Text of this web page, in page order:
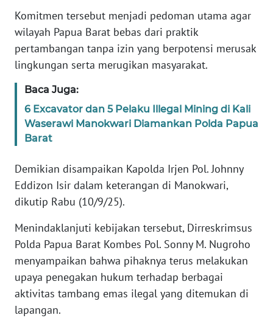
Komitmen tersebut menjadi pedoman utama agar
wilayah Papua Barat bebas dari praktik
pertambangan tanpa izin yang berpotensi merusak
lingkungan serta merugikan masyarakat.
Baca Juga:
6 Excavator dan 5 Pelaku Illegal Mining di Kali
Waserawi Manokwari Diamankan Polda Papua
Barat
Demikian disampaikan Kapolda Irjen Pol. Johnny
Eddizon Isir dalam keterangan di Manokwari,
dikutip Rabu (10/9/25).
Menindaklanjuti kebijakan tersebut, Dirreskrimsus
Polda Papua Barat Kombes Pol. Sonny M. Nugroho
menyampaikan bahwa pihaknya terus melakukan
upaya penegakan hukum terhadap berbagai
aktivitas tambang emas ilegal yang ditemukan di
lapangan.
Wahana
Regional
WN
WN
JAKARTA
WN
JABAR
BANTEN
WN
NTT
WN